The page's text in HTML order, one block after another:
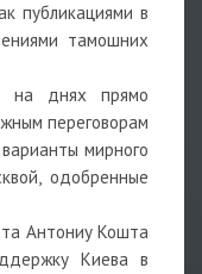
публикациями в
тамошних
на днях прямо
переговорам
мирного
одобренные
Антониу Кошта
Киева в